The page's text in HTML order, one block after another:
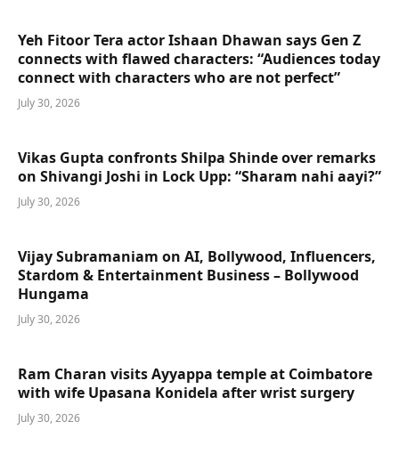
Yeh Fitoor Tera actor Ishaan Dhawan says Gen Z
connects with flawed characters: “Audiences today
connect with characters who are not perfect”
July 30, 2026
Vikas Gupta confronts Shilpa Shinde over remarks
on Shivangi Joshi in Lock Upp: “Sharam nahi aayi?”
July 30, 2026
Vijay Subramaniam on AI, Bollywood, Influencers,
Stardom & Entertainment Business – Bollywood
Hungama
July 30, 2026
Ram Charan visits Ayyappa temple at Coimbatore
with wife Upasana Konidela after wrist surgery
July 30, 2026